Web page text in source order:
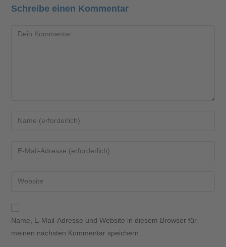
Schreibe einen Kommentar
Name, E-Mail-Adresse und Website in diesem Browser für
meinen nächsten Kommentar speichern.